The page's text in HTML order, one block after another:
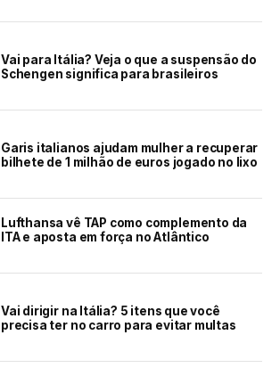
Vai para Itália? Veja o que a suspensão do
Schengen significa para brasileiros
Garis italianos ajudam mulher a recuperar
bilhete de 1 milhão de euros jogado no lixo
Lufthansa vê TAP como complemento da
ITA e aposta em força no Atlântico
Vai dirigir na Itália? 5 itens que você
precisa ter no carro para evitar multas